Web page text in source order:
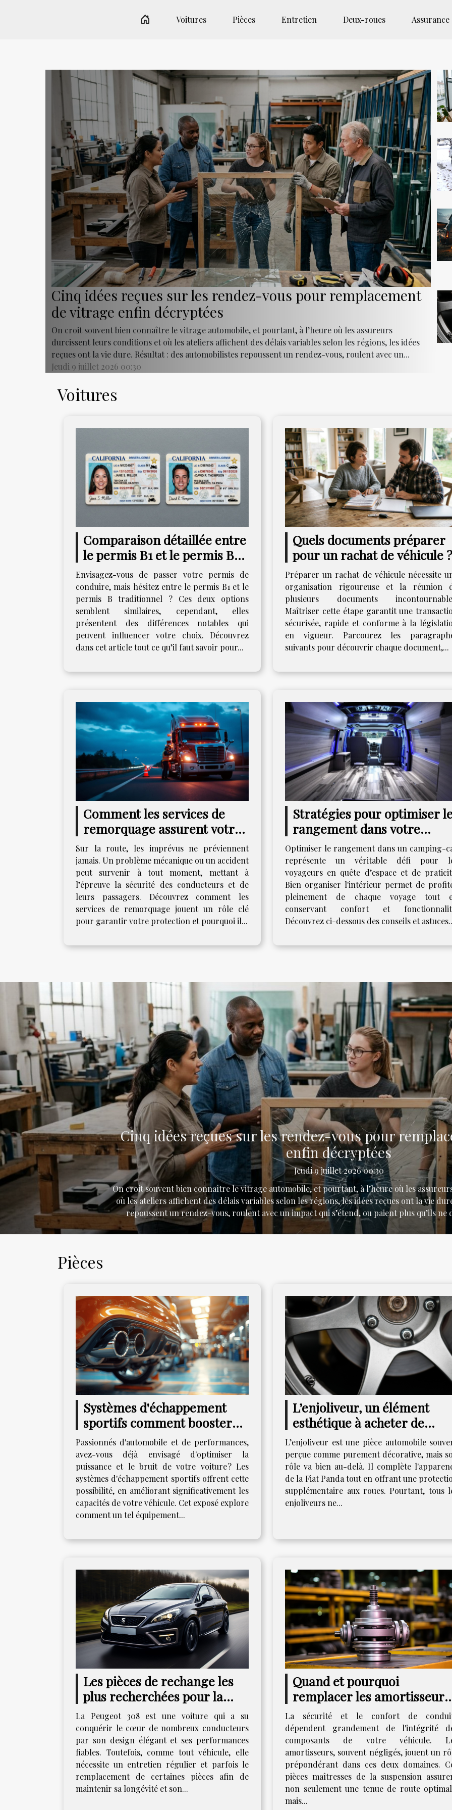
Voitures Pièces Entretien Deux-roues Assurance
Cinq idées reçues sur les rendez-vous pour remplacement
de vitrage enfin décryptées
On croit souvent bien connaître le vitrage automobile, et pourtant, à l’heure où les assureurs
durcissent leurs conditions et où les ateliers affichent des délais variables selon les régions, les idées
reçues ont la vie dure. Résultat : des automobilistes repoussent un rendez-vous, roulent avec un...
Jeudi 9 juillet 2026 00:30
Voitures
Comparaison détaillée entre
le permis B1 et le permis B
traditionnel
Envisagez-vous de passer votre permis de
conduire, mais hésitez entre le permis B1 et le
permis B traditionnel ? Ces deux options
semblent similaires, cependant, elles
présentent des différences notables qui
peuvent influencer votre choix. Découvrez
dans cet article tout ce qu’il faut savoir pour...
Quels documents préparer
pour un rachat de véhicule
Préparer un rachat de véhicule nécessite
organisation rigoureuse et la réunion
plusieurs documents
Maîtriser cette étape garantit une
sécurisée, rapide et conforme à la
en vigueur. Parcourez les
suivants pour découvrir chaque document,...
Comment les services de
remorquage assurent votre
sécurité sur la route ?
Sur la route, les imprévus ne préviennent
jamais. Un problème mécanique ou un accident
peut survenir à tout moment, mettant à
l’épreuve la sécurité des conducteurs et de
leurs passagers. Découvrez comment les
services de remorquage jouent un rôle clé
pour garantir votre protection et pourquoi il...
Stratégies pour optimiser
rangement dans votre
camping-car
Optimiser le rangement dans un camping-
représente un véritable défi pour
voyageurs en quête d’espace et de
Bien organiser l'intérieur permet de
pleinement de chaque voyage tout
conservant confort et
Découvrez ci-dessous des conseils et
Cinq idées reçues sur les rendez-vous pour
enfin décryptées
Jeudi 9 juillet 2026 00:30
On croit souvent bien connaître le vitrage automobile, et pourtant, à l’heure où les
où les ateliers affichent des délais variables selon les régions, les idées reçues ont la vie
repoussent un rendez-vous, roulent avec un impact qui s’étend, ou paient plus qu’ils
calibration des aides à la conduite et qualité des pièces, le remplacement ou la réparation
à “changer une vitre”. Voici cinq mythes passés au crible. “Un petit impact, ça peut attendre” Le pare-brise, ce n’est pas
Pièces
Systèmes d'échappement
sportifs comment booster
les performances de votre
voiture
Passionnés d'automobile et de performances,
avez-vous déjà envisagé d'optimiser la
puissance et le bruit de votre voiture ? Les
systèmes d'échappement sportifs offrent cette
possibilité, en améliorant significativement les
capacités de votre véhicule. Cet exposé explore
comment un tel équipement...
L’enjoliveur, un élément
esthétique à acheter de
qualité pour votre Fiat
L’enjoliveur est une pièce automobile
perçue comme purement décorative, mais
rôle va bien au-delà. Il complète
de la Fiat Panda tout en offrant une
supplémentaire aux roues. Pourtant, tous
enjoliveurs ne...
Les pièces de rechange les
plus recherchées pour la
peugeot 308 et où les trouver
La Peugeot 308 est une voiture qui a su
conquérir le cœur de nombreux conducteurs
par son design élégant et ses performances
fiables. Toutefois, comme tout véhicule, elle
nécessite un entretien régulier et parfois le
remplacement de certaines pièces afin de
maintenir sa longévité et son...
Quand et pourquoi
remplacer les amortisseurs
de votre voiture
La sécurité et le confort de
dépendent grandement de l'intégrité
composants de votre véhicule.
amortisseurs, souvent négligés, jouent un
prépondérant dans ces deux domaines.
pièces maîtresses de la suspension
non seulement une tenue de route
mais...